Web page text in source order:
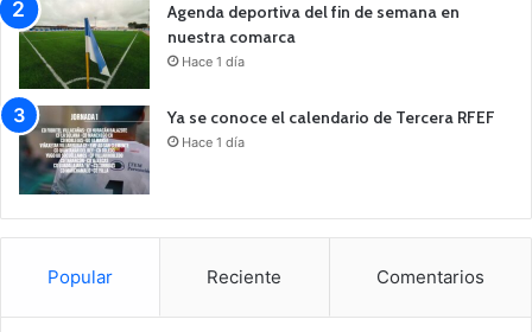
Agenda deportiva del fin de semana en
nuestra comarca
Hace 1 día
Ya se conoce el calendario de Tercera RFEF
Hace 1 día
Popular Reciente Comentarios